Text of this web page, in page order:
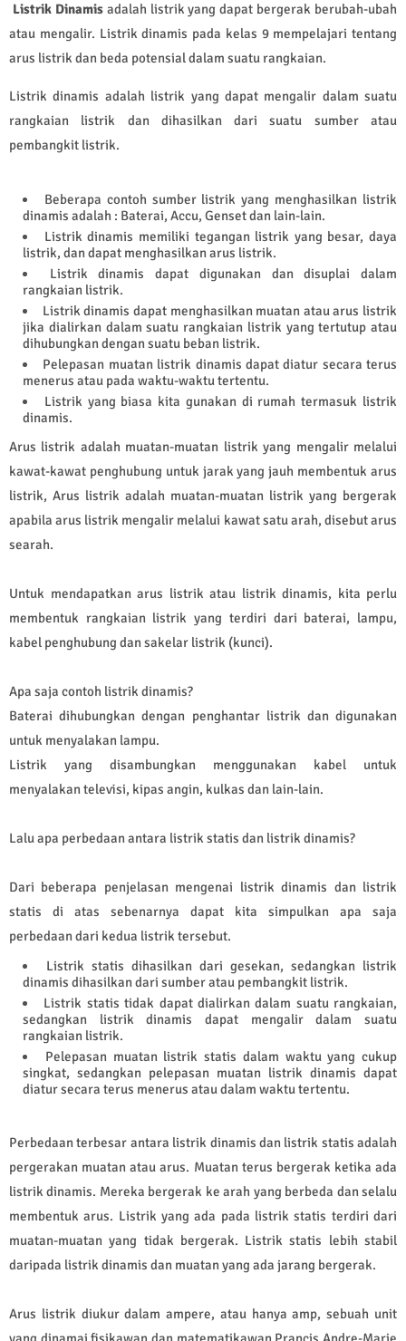
Listrik Dinamis adalah listrik yang dapat bergerak berubah-ubah
atau mengalir. Listrik dinamis pada kelas 9 mempelajari tentang
arus listrik dan beda potensial dalam suatu rangkaian.
Listrik dinamis adalah listrik yang dapat mengalir dalam suatu
rangkaian listrik dan dihasilkan dari suatu sumber atau
pembangkit listrik.
Beberapa contoh sumber listrik yang menghasilkan listrik
dinamis adalah : Baterai, Accu, Genset dan lain-lain.
Listrik dinamis memiliki tegangan listrik yang besar, daya
listrik, dan dapat menghasilkan arus listrik.
Listrik dinamis dapat digunakan dan disuplai dalam
rangkaian listrik.
Listrik dinamis dapat menghasilkan muatan atau arus listrik
jika dialirkan dalam suatu rangkaian listrik yang tertutup atau
dihubungkan dengan suatu beban listrik.
Pelepasan muatan listrik dinamis dapat diatur secara terus
menerus atau pada waktu-waktu tertentu.
Listrik yang biasa kita gunakan di rumah termasuk listrik
dinamis.
Arus listrik adalah muatan-muatan listrik yang mengalir melalui
kawat-kawat penghubung untuk jarak yang jauh membentuk arus
listrik, Arus listrik adalah muatan-muatan listrik yang bergerak
apabila arus listrik mengalir melalui kawat satu arah, disebut arus
searah.
Untuk mendapatkan arus listrik atau listrik dinamis, kita perlu
membentuk rangkaian listrik yang terdiri dari baterai, lampu,
kabel penghubung dan sakelar listrik (kunci).
Apa saja contoh listrik dinamis?
Baterai dihubungkan dengan penghantar listrik dan digunakan
untuk menyalakan lampu.
Listrik yang disambungkan menggunakan kabel untuk
menyalakan televisi, kipas angin, kulkas dan lain-lain.
Lalu apa perbedaan antara listrik statis dan listrik dinamis?
Dari beberapa penjelasan mengenai listrik dinamis dan listrik
statis di atas sebenarnya dapat kita simpulkan apa saja
perbedaan dari kedua listrik tersebut.
Listrik statis dihasilkan dari gesekan, sedangkan listrik
dinamis dihasilkan dari sumber atau pembangkit listrik.
Listrik statis tidak dapat dialirkan dalam suatu rangkaian,
sedangkan listrik dinamis dapat mengalir dalam suatu
rangkaian listrik.
Pelepasan muatan listrik statis dalam waktu yang cukup
singkat, sedangkan pelepasan muatan listrik dinamis dapat
diatur secara terus menerus atau dalam waktu tertentu.
Perbedaan terbesar antara listrik dinamis dan listrik statis adalah
pergerakan muatan atau arus. Muatan terus bergerak ketika ada
listrik dinamis. Mereka bergerak ke arah yang berbeda dan selalu
membentuk arus. Listrik yang ada pada listrik statis terdiri dari
muatan-muatan yang tidak bergerak. Listrik statis lebih stabil
daripada listrik dinamis dan muatan yang ada jarang bergerak.
Arus listrik diukur dalam ampere, atau hanya amp, sebuah unit